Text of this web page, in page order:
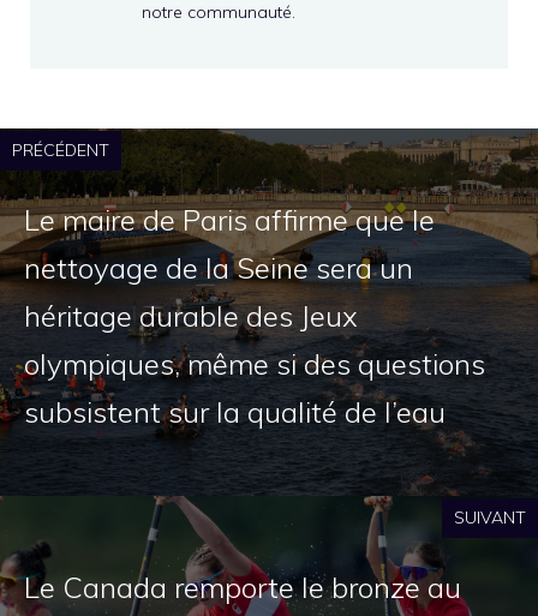
notre communauté.
PRÉCÉDENT
Le maire de Paris affirme que le
nettoyage de la Seine sera un
héritage durable des Jeux
olympiques, même si des questions
subsistent sur la qualité de l’eau
SUIVANT
Le Canada remporte le bronze au